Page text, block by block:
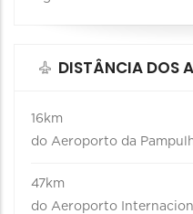
DISTÂNCIA DOS
16km
do Aeroporto da
47km
do Aeroporto